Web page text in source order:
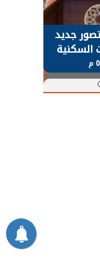
جديد
السكنية